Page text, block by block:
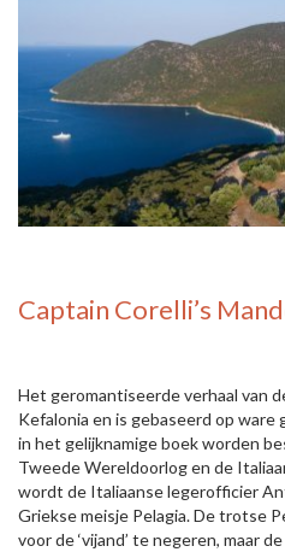
Captain Corelli’s
Het geromantiseerde verhaal van
Kefalonia en is gebaseerd op
in het gelijknamige boek worden
Tweede Wereldoorlog en de
wordt de Italiaanse legerofficier
Griekse meisje Pelagia. De trotse
voor de ‘vijand’ te negeren, maar